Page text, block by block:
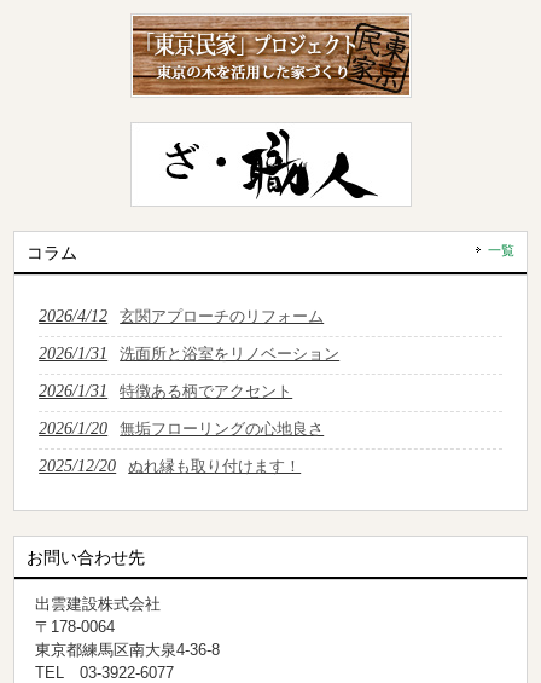
コラム 一覧
2026/4/12 玄関アプローチのリフォーム
2026/1/31 洗面所と浴室をリノベーション
2026/1/31 特徴ある柄でアクセント
2026/1/20 無垢フローリングの心地良さ
2025/12/20 ぬれ縁も取り付けます！
お問い合わせ先
出雲建設株式会社
〒178-0064
東京都練馬区南大泉4-36-8
TEL 03-3922-6077